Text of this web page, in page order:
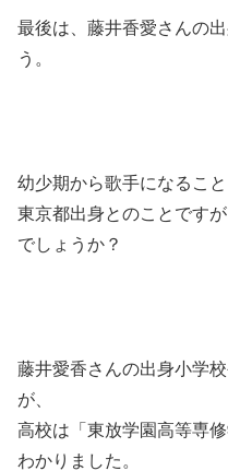
最後は、藤井香愛さんの
う。
幼少期から歌手になるこ
東京都出身とのことです
でしょうか？
藤井愛香さんの出身小学
が、
高校は「東放学園高等専
わかりました。